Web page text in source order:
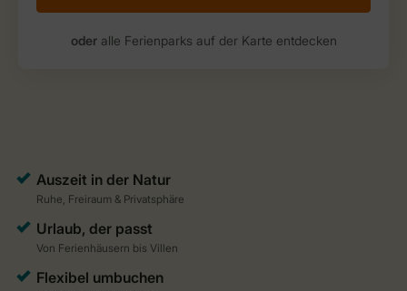
oderalle Ferienparks auf der Karte entdecken